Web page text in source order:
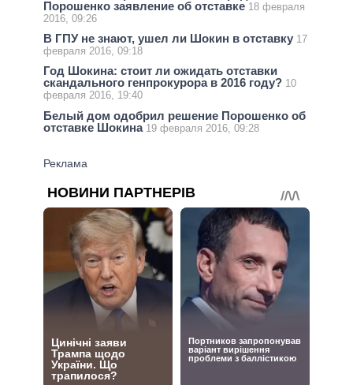
Порошенко заявление об отставке 18 февраля
2016, 09:26
В ГПУ не знают, ушел ли Шокин в отставку 17
февраля 2016, 09:18
Год Шокина: стоит ли ожидать отставки
скандального генпрокурора в 2016 году? 10
февраля 2016, 19:40
Белый дом одобрил решение Порошенко об
отставке Шокина 19 февраля 2016, 09:28